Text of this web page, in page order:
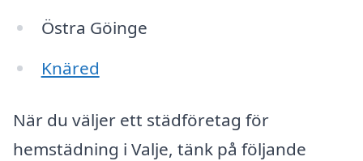
Östra Göinge
Knäred
När du väljer ett städföretag för
hemstädning i Valje, tänk på följande